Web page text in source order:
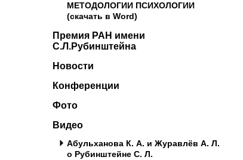
МЕТОДОЛОГИИ ПСИХОЛОГИИ
(скачать в Word)
Премия РАН имени
С.Л.Рубинштейна
Новости
Конференции
Фото
Видео
Абульханова К. А. и Журавлёв А. Л.
о Рубинштейне С. Л.